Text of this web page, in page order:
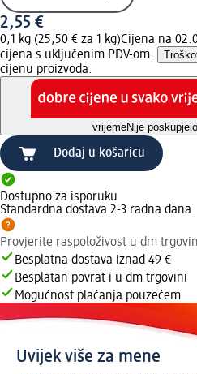
2,55 €
0,1 kg (25,50 € za 1 kg)Cijena na
cijena s uključenim PDV-om.
cijenu proizvoda.
vrijemeNije
Dodaj u košaricu
Dostupno za isporuku
Standardna dostava 2-3 radna dana
Provjerite raspoloživost u dm
Besplatna dostava iznad 49 €
Besplatan povrat i u dm trgovini
Mogućnost plaćanja pouzećem
Uvijek više za mene